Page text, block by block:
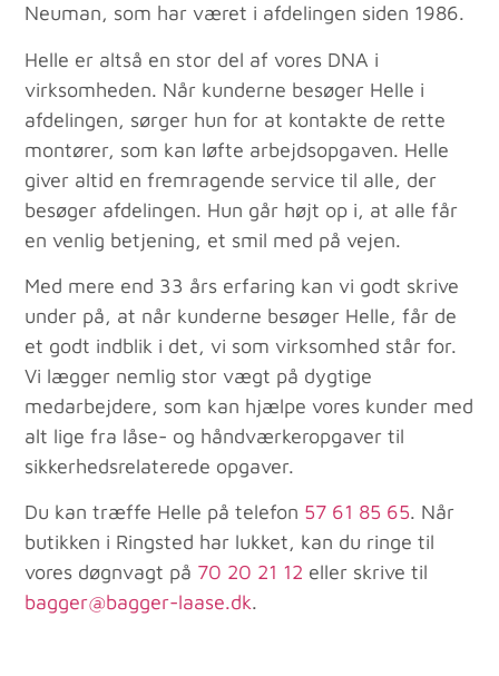
Neuman, som har været i afdelingen siden 1986.
Helle er altså en stor del af vores DNA i
virksomheden. Når kunderne besøger Helle i
afdelingen, sørger hun for at kontakte de rette
montører, som kan løfte arbejdsopgaven. Helle
giver altid en fremragende service til alle, der
besøger afdelingen. Hun går højt op i, at alle får
en venlig betjening, et smil med på vejen.
Med mere end 33 års erfaring kan vi godt skrive
under på, at når kunderne besøger Helle, får de
et godt indblik i det, vi som virksomhed står for.
Vi lægger nemlig stor vægt på dygtige
medarbejdere, som kan hjælpe vores kunder med
alt lige fra låse- og håndværkeropgaver til
sikkerhedsrelaterede opgaver.
Du kan træffe Helle på telefon 57 61 85 65. Når
butikken i Ringsted har lukket, kan du ringe til
vores døgnvagt på 70 20 21 12 eller skrive til
bagger@bagger-laase.dk.